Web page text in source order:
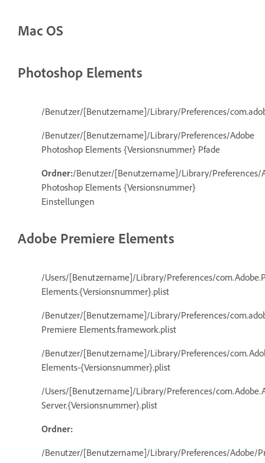
Mac OS
Photoshop Elements
/Benutzer/[Benutzername]/Library/Preferences/
/Benutzer/[Benutzername]/Library/Preferences/Adobe
Photoshop Elements {Versionsnummer} Pfade
Ordner:/Benutzer/[Benutzername]/Library/Preferences/
Photoshop Elements {Versionsnummer}
Einstellungen
Adobe Premiere Elements
/Users/[Benutzername]/Library/Preferences/
Elements.{Versionsnummer}.plist
/Benutzer/[Benutzername]/Library/Preferences/
Premiere Elements.framework.plist
/Benutzer/[Benutzername]/Library/Preferences/
Elements-{Versionsnummer}.plist
/Users/[Benutzername]/Library/Preferences/
Server.{Versionsnummer}.plist
Ordner:
/Benutzer/[Benutzername]/Library/Preferences/Adobe/